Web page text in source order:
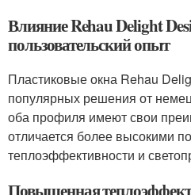
Влияние Rehau Delight
пользовательский опыт
Пластиковые окна Rehau
популярных решения от
оба профиля имеют свои
отличается более высокими
теплоэффективности и
Повышенная